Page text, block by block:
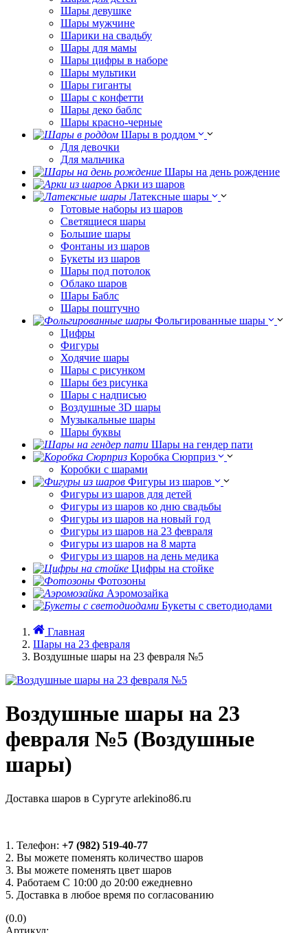
Шары девушке
Шары мужчине
Шарики на свадьбу
Шары для мамы
Шары цифры в наборе
Шары мультики
Шары гиганты
Шары с конфетти
Шары деко баблс
Шары красно-черные
Шары в роддом
Для девочки
Для мальчика
Шары на день рождение
Арки из шаров
Латексные шары
Готовые наборы из шаров
Светящиеся шары
Большие шары
Фонтаны из шаров
Букеты из шаров
Шары под потолок
Облако шаров
Шары Баблс
Шары поштучно
Фольгированные шары
Цифры
Фигуры
Ходячие шары
Шары с рисунком
Шары без рисунка
Шары с надписью
Воздушные 3D шары
Музыкальные шары
Шары буквы
Шары на гендер пати
Коробка Сюрприз
Коробки с шарами
Фигуры из шаров
Фигуры из шаров для детей
Фигуры из шаров ко дню свадьбы
Фигуры из шаров на новый год
Фигуры из шаров на 23 февраля
Фигуры из шаров на 8 марта
Фигуры из шаров на день медика
Цифры на стойке
Фотозоны
Аэромозайка
Букеты с светодиодами
Главная
Шары на 23 февраля
Воздушные шары на 23 февраля №5
Воздушные шары на 23
февраля №5 (Воздушные
шары)
Доставка шаров в Сургуте arlekino86.ru
1. Телефон: +7 (982) 519-40-77
2. Вы можете поменять количество шаров
3. Вы можете поменять цвет шаров
4. Работаем С 10:00 до 20:00 ежедневно
5. Доставка в любое время по согласованию
(0.0)
Артикул: